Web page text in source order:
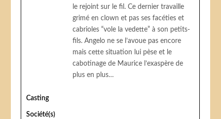
le rejoint sur le fil. Ce dernier travaille
grimé en clown et pas ses facéties et
cabrioles “vole la vedette” à son petits-
fils. Angelo ne se l’avoue pas encore
mais cette situation lui pèse et le
cabotinage de Maurice l’exaspère de
plus en plus…
Casting
Société(s)